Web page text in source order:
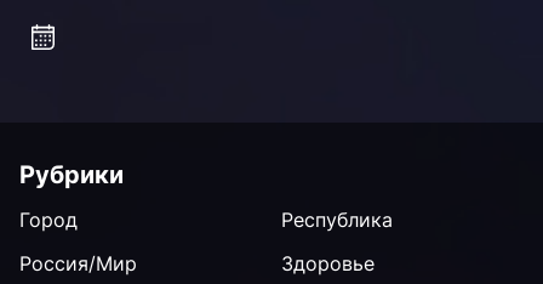
Рубрики
Город
Республика
Россия/Мир
Здоровье